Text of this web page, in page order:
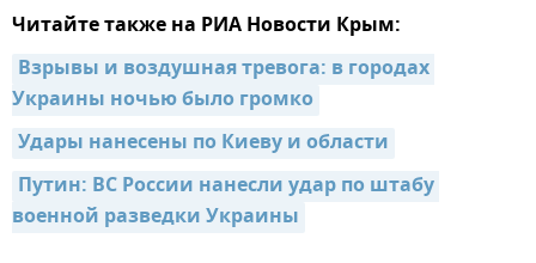
Читайте также на РИА Новости Крым:
Взрывы и воздушная тревога: в городах
Украины ночью было громко
Удары нанесены по Киеву и области
Путин: ВС России нанесли удар по штабу
военной разведки Украины